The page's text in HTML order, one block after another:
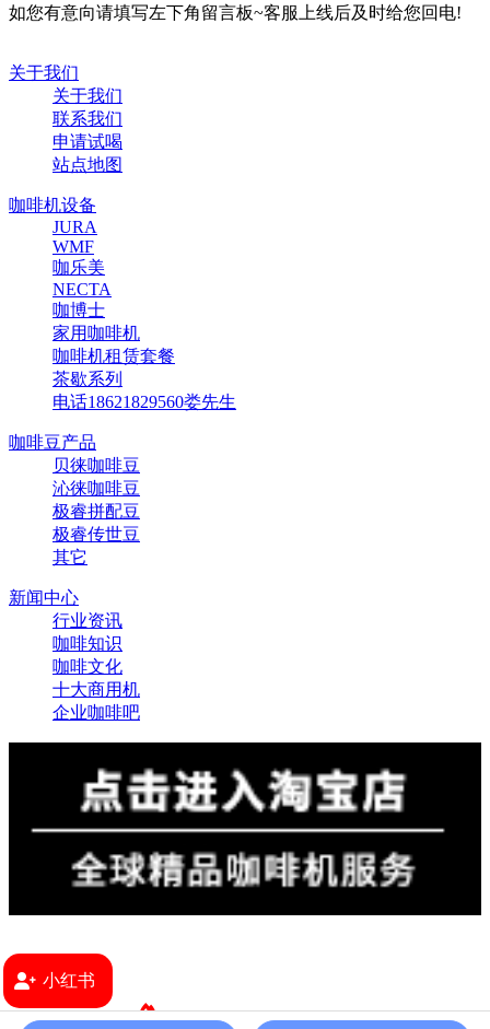
如您有意向请填写左下角留言板~客服上线后及时给您回电!
关于我们
关于我们
联系我们
申请试喝
站点地图
咖啡机设备
JURA
WMF
咖乐美
NECTA
咖博士
家用咖啡机
咖啡机租赁套餐
茶歇系列
电话18621829560娄先生
咖啡豆产品
贝徕咖啡豆
沁徕咖啡豆
极睿拼配豆
极睿传世豆
其它
新闻中心
行业资讯
咖啡知识
咖啡文化
十大商用机
企业咖啡吧
小红书
2024 版权所有 ©上海极睿食品销售有限公司 沪ICP备